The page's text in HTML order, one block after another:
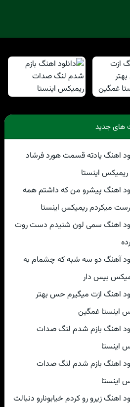
جدید
اهنگ یادته قسمت هورد فرشاد
اینستا
اهنگ پیشرو من که داشتم همه
میکردم ریمیکس اینستا
اهنگ سمی لون شنیدم دست روت
آهنگ دو سه شبه که چشمام به
بیس دار
اهنگ ازت میگیرم حس بهتر
اینستا غمگین
اهنگ بازم شدم لنگ صدات
اینستا
اهنگ بازم شدم لنگ صدات
اینستا
اهنگ زیرو رو کردم خیابونارو دنبالت